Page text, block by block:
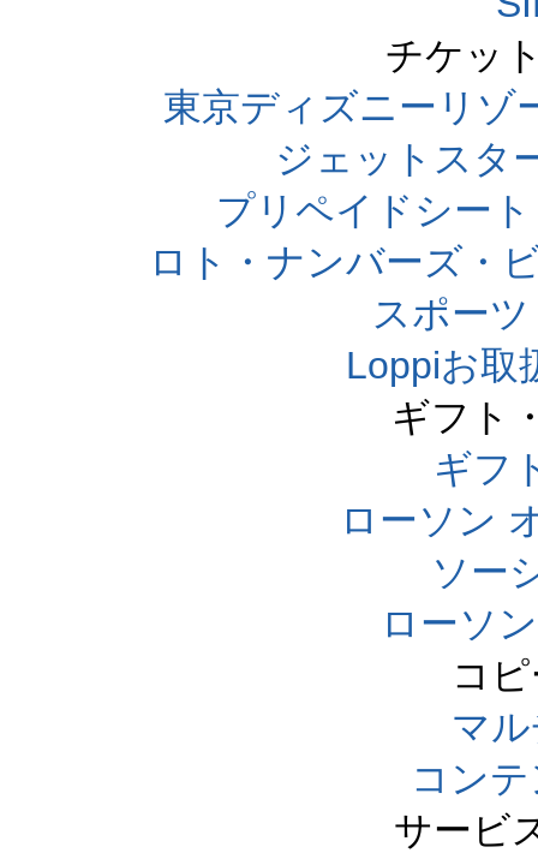
チケッ
東京ディズニーリゾ
ジェットスタ
プリペイドシー
ロト・ナンバーズ・
スポー
Loppiお取
ギフト
ギフ
ローソン
ソー
ローソ
コ
マ
コン
サービ